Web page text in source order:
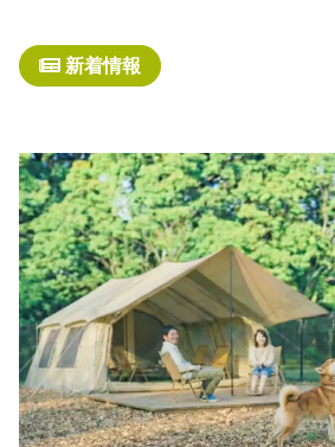
イベント情報
秋冬キャンプ
海辺キャンプ
湖畔キャンプ
新着情報